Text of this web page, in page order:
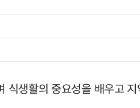
생활의 중요성을 배우고